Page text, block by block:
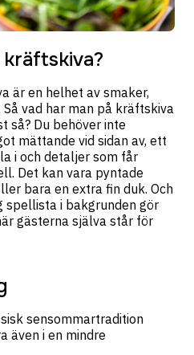
är en helhet av smaker,
vad har man på kräftskiva
så? Du behöver inte
mättande vid sidan av, ett
i och detaljer som får
Det kan vara pyntade
bara en extra fin duk. Och
spellista i bakgrunden gör
gästerna själva står för
sensommartradition
även i en mindre